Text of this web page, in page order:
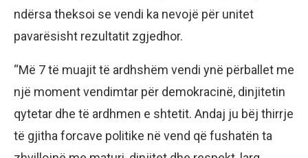
ndërsa theksoi se vendi ka nevojë për unitet
pavarësisht rezultatit zgjedhor.
“Më 7 të muajit të ardhshëm vendi ynë përballet me
një moment vendimtar për demokracinë, dinjitetin
qytetar dhe të ardhmen e shtetit. Andaj ju bëj thirrje
të gjitha forcave politike në vend që fushatën ta